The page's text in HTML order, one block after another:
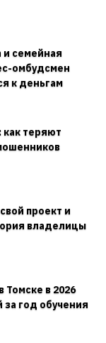
и семейная
омбудсмен
к деньгам
как теряют
проект и
владелицы
Томске в 2026
за год обучения